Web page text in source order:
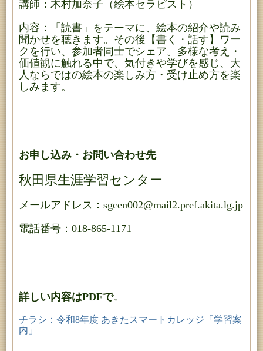
講師：木村加奈子（絵本セラピスト）
内容：「読書」をテーマに、絵本の紹介や読み
聞かせを聴きます。その後【書く・話す】ワー
クを行い、参加者同士でシェア。多様な考え・
価値観に触れる中で、気付きや学びを感じ、大
人ならではの絵本の楽しみ方・受け止め方を楽
しみます。
お申し込み・お問い合わせ先
秋田県生涯学習センター
メールアドレス：sgcen002@mail2.pref.akita.lg.jp
電話番号：018-865-1171
詳しい内容はPDFで↓
チラシ：令和8年度 あきたスマートカレッジ「学習案
内」